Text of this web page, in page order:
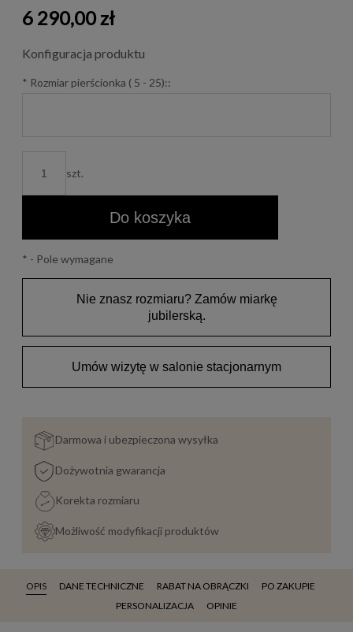
6 290,00 zł
Konfiguracja produktu
* Rozmiar pierścionka ( 5 - 25)::
szt.
Do koszyka
* - Pole wymagane
Nie znasz rozmiaru? Zamów miarkę
jubilerską.
Umów wizytę w salonie stacjonarnym
Darmowa i ubezpieczona wysyłka
Dożywotnia gwarancja
Korekta rozmiaru
Możliwość modyfikacji produktów
OPIS DANE TECHNICZNE RABAT NA OBRĄCZKI
PO ZAKUPIE
PERSONALIZACJA
OPINIE